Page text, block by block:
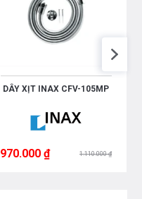
DÂY XỊT INAX CFV-105MP
970.000 ₫ 1.110.000 ₫